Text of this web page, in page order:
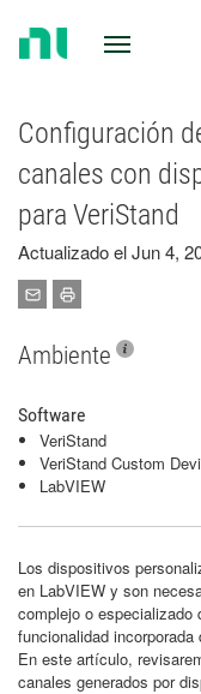
Configuración
canales con
para VeriStand
Actualizado el Jun 4,
Ambiente
Software
VeriStand
VeriStand Custom
LabVIEW
Los dispositivos
en LabVIEW y son
complejo o especializado
funcionalidad incorporada
En este artículo,
canales generados por